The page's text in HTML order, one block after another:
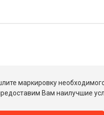
маркировку
Вам наилучшие